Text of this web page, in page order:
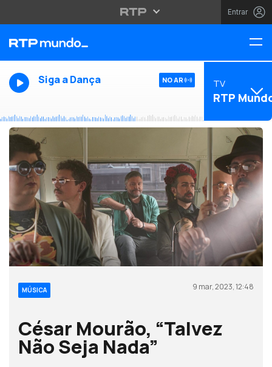
Entrar
Siga a Dança NO AR TV
RTP
MÚSICA 9 mar, 2023, 12:48
César Mourão, “Talvez
Não Seja Nada”